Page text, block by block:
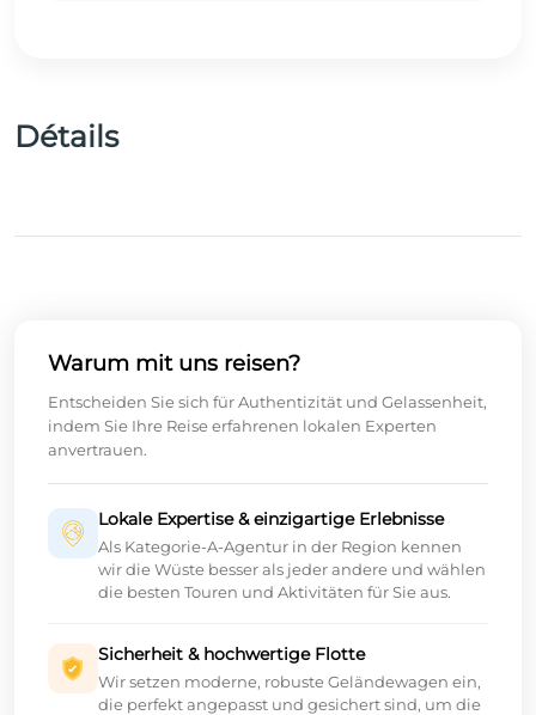
Détails
Warum mit uns reisen?
Entscheiden Sie sich für Authentizität und Gelassenheit,
indem Sie Ihre Reise erfahrenen lokalen Experten
anvertrauen.
Lokale Expertise & einzigartige Erlebnisse
Als Kategorie-A-Agentur in der Region kennen
wir die Wüste besser als jeder andere und wählen
die besten Touren und Aktivitäten für Sie aus.
Sicherheit & hochwertige Flotte
Wir setzen moderne, robuste Geländewagen ein,
die perfekt angepasst und gesichert sind, um die